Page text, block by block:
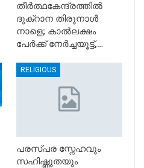
തീർത്ഥകേന്ദ്രത്തിൽ
ദുക്റാന തിരുനാൾ
നാളെ; കാൽലക്ഷം
പേർക്ക് നേർച്ചയൂട്ട്,…
RELIGIOUS
പരസ്പര സ്നേഹവും
സഹിഷ്ണുതയും